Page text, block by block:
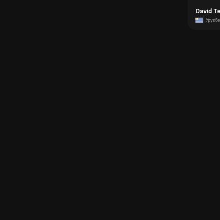
David